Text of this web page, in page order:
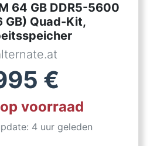
64 GB DDR5-5600
GB) Quad-Kit,
€
voorraad
4 uur geleden